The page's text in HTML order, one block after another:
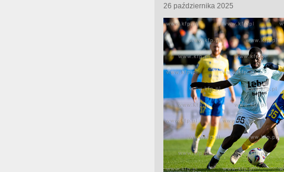
26 października 2025